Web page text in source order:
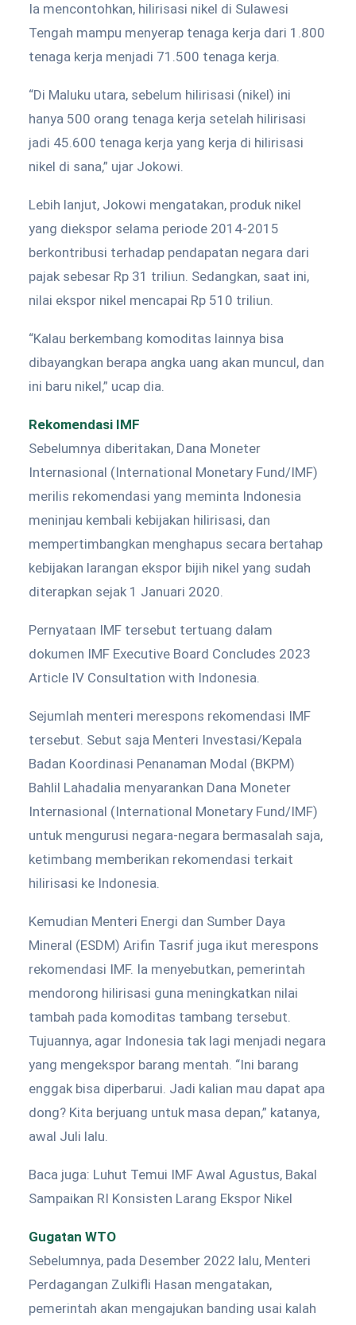
Ia mencontohkan, hilirisasi nikel di Sulawesi
Tengah mampu menyerap tenaga kerja dari 1.800
tenaga kerja menjadi 71.500 tenaga kerja.
“Di Maluku utara, sebelum hilirisasi (nikel) ini
hanya 500 orang tenaga kerja setelah hilirisasi
jadi 45.600 tenaga kerja yang kerja di hilirisasi
nikel di sana,” ujar Jokowi.
Lebih lanjut, Jokowi mengatakan, produk nikel
yang diekspor selama periode 2014-2015
berkontribusi terhadap pendapatan negara dari
pajak sebesar Rp 31 triliun. Sedangkan, saat ini,
nilai ekspor nikel mencapai Rp 510 triliun.
“Kalau berkembang komoditas lainnya bisa
dibayangkan berapa angka uang akan muncul, dan
ini baru nikel,” ucap dia.
Rekomendasi IMF
Sebelumnya diberitakan, Dana Moneter
Internasional (International Monetary Fund/IMF)
merilis rekomendasi yang meminta Indonesia
meninjau kembali kebijakan hilirisasi, dan
mempertimbangkan menghapus secara bertahap
kebijakan larangan ekspor bijih nikel yang sudah
diterapkan sejak 1 Januari 2020.
Pernyataan IMF tersebut tertuang dalam
dokumen IMF Executive Board Concludes 2023
Article IV Consultation with Indonesia.
Sejumlah menteri merespons rekomendasi IMF
tersebut. Sebut saja Menteri Investasi/Kepala
Badan Koordinasi Penanaman Modal (BKPM)
Bahlil Lahadalia menyarankan Dana Moneter
Internasional (International Monetary Fund/IMF)
untuk mengurusi negara-negara bermasalah saja,
ketimbang memberikan rekomendasi terkait
hilirisasi ke Indonesia.
Kemudian Menteri Energi dan Sumber Daya
Mineral (ESDM) Arifin Tasrif juga ikut merespons
rekomendasi IMF. Ia menyebutkan, pemerintah
mendorong hilirisasi guna meningkatkan nilai
tambah pada komoditas tambang tersebut.
Tujuannya, agar Indonesia tak lagi menjadi negara
yang mengekspor barang mentah. “Ini barang
enggak bisa diperbarui. Jadi kalian mau dapat apa
dong? Kita berjuang untuk masa depan,” katanya,
awal Juli lalu.
Baca juga: Luhut Temui IMF Awal Agustus, Bakal
Sampaikan RI Konsisten Larang Ekspor Nikel
Gugatan WTO
Sebelumnya, pada Desember 2022 lalu, Menteri
Perdagangan Zulkifli Hasan mengatakan,
pemerintah akan mengajukan banding usai kalah